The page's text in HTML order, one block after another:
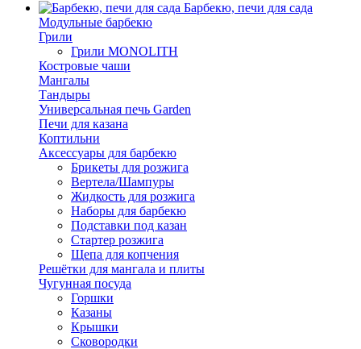
Барбекю, печи для сада
Модульные барбекю
Грили
Грили MONOLITH
Костровые чаши
Мангалы
Тандыры
Универсальная печь Garden
Печи для казана
Коптильни
Аксессуары для барбекю
Брикеты для розжига
Вертела/Шампуры
Жидкость для розжига
Наборы для барбекю
Подставки под казан
Стартер розжига
Щепа для копчения
Решётки для мангала и плиты
Чугунная посуда
Горшки
Казаны
Крышки
Сковородки